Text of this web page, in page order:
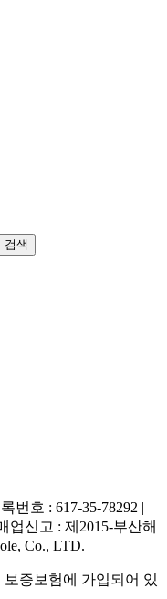
검색
번호 : 617-35-78292 |
업신고 : 제2015-부산해
Co., LTD.
보증보험에 가입되어 있